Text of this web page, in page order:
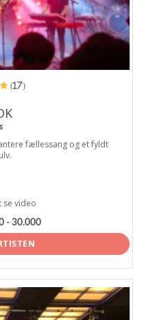
(17)
fællessang og et fyldt
se video
- 30.000